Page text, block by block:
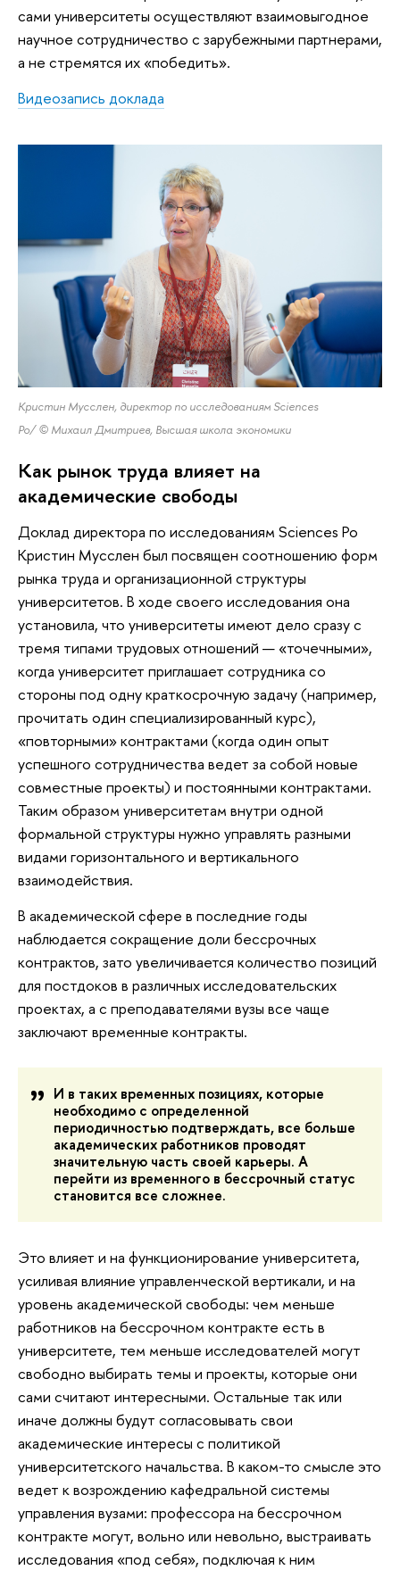
сами университеты осуществляют взаимовыгодное
научное сотрудничество с зарубежными партнерами,
а не стремятся их «победить».
Видеозапись доклада
Кристин Мусслен, директор по исследованиям Sciences
Po/© Михаил Дмитриев, Высшая школа экономики
Как рынок труда влияет на
академические свободы
Доклад директора по исследованиям Sciences Po
Кристин Мусслен был посвящен соотношению форм
рынка труда и организационной структуры
университетов. В ходе своего исследования она
установила, что университеты имеют дело сразу с
тремя типами трудовых отношений — «точечными»,
когда университет приглашает сотрудника со
стороны под одну краткосрочную задачу (например,
прочитать один специализированный курс),
«повторными» контрактами (когда один опыт
успешного сотрудничества ведет за собой новые
совместные проекты) и постоянными контрактами.
Таким образом университетам внутри одной
формальной структуры нужно управлять разными
видами горизонтального и вертикального
взаимодействия.
В академической сфере в последние годы
наблюдается сокращение доли бессрочных
контрактов, зато увеличивается количество позиций
для постдоков в различных исследовательских
проектах, а с преподавателями вузы все чаще
заключают временные контракты.
И в таких временных позициях, которые
необходимо с определенной
периодичностью подтверждать, все больше
академических работников проводят
значительную часть своей карьеры. А
перейти из временного в бессрочный статус
становится все сложнее.
Это влияет и на функционирование университета,
усиливая влияние управленческой вертикали, и на
уровень академической свободы: чем меньше
работников на бессрочном контракте есть в
университете, тем меньше исследователей могут
свободно выбирать темы и проекты, которые они
сами считают интересными. Остальные так или
иначе должны будут согласовывать свои
академические интересы с политикой
университетского начальства. В каком-то смысле это
ведет к возрождению кафедральной системы
управления вузами: профессора на бессрочном
контракте могут, вольно или невольно, выстраивать
исследования «под себя», подключая к ним